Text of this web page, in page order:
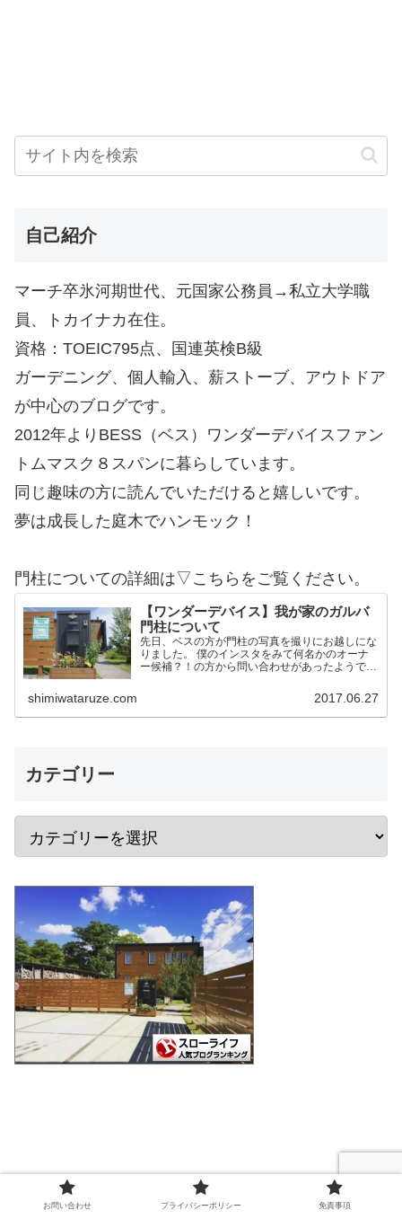
自己紹介
マーチ卒氷河期世代、元国家公務員→私立大学職
員、トカイナカ在住。
資格：TOEIC795点、国連英検B級
ガーデニング、個人輸入、薪ストーブ、アウトドア
が中心のブログです。
2012年よりBESS（ベス）ワンダーデバイスファン
トムマスク８スパンに暮らしています。
同じ趣味の方に読んでいただけると嬉しいです。
夢は成長した庭木でハンモック！
門柱についての詳細は▽こちらをご覧ください。
【ワンダーデバイス】我が家のガルバ
門柱について
先日、ベスの方が門柱の写真を撮りにお越しにな
りました。 僕のインスタをみて何名かのオーナ
ー候補？！の方から問い合わせがあったようで
て詳細を記載しておこうかと思います。 作りは
shimiwataruze.com 2017.06.27
カテゴリー
お問い合わせ プライバシーポリシー 免責事項